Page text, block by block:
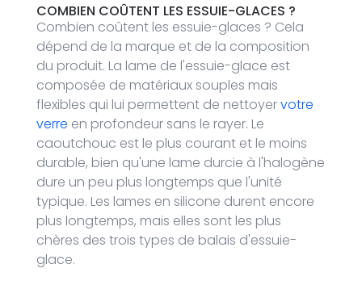
COMBIEN COÛTENT LES ESSUIE-GLACES ?
Combien coûtent les essuie-glaces ? Cela
dépend de la marque et de la composition
du produit. La lame de l'essuie-glace est
composée de matériaux souples mais
flexibles qui lui permettent de nettoyervotre
verre en profondeur sans le rayer. Le
caoutchouc est le plus courant et le moins
durable, bien qu'une lame durcie à l'halogène
dure un peu plus longtemps que l'unité
typique. Les lames en silicone durent encore
plus longtemps, mais elles sont les plus
chères des trois types de balais d'essuie-
glace.